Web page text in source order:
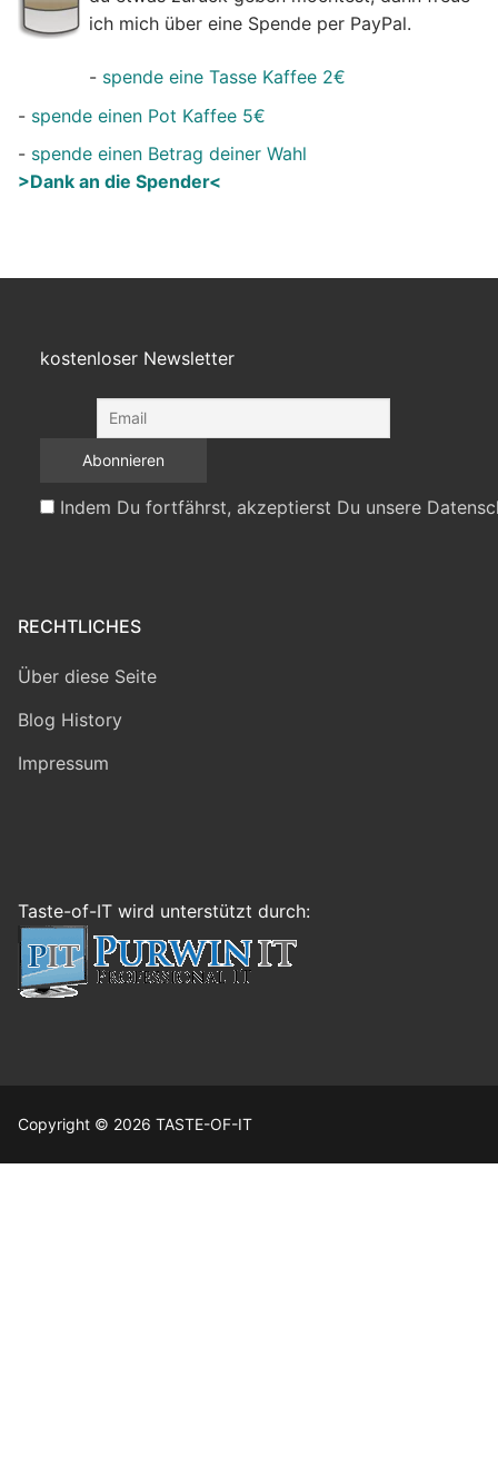
ich mich über eine Spende per PayPal.
- spende eine Tasse Kaffee 2€
- spende einen Pot Kaffee 5€
- spende einen Betrag deiner Wahl
>Dank an die Spender<
kostenloser Newsletter
Indem Du fortfährst, akzeptierst Du unsere
RECHTLICHES
Über diese Seite
Blog History
Impressum
Taste-of-IT wird unterstützt durch:
Copyright © 2026 TASTE-OF-IT